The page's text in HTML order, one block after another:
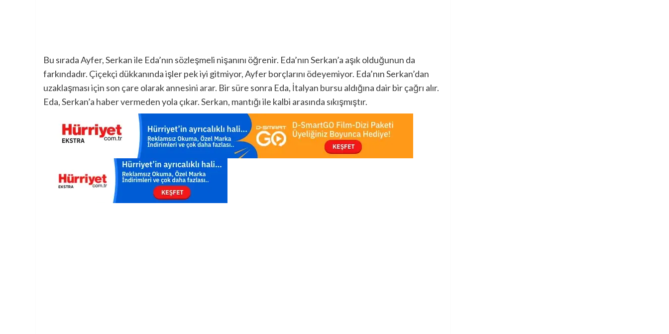
Bu sırada Ayfer, Serkan ile Eda’nın sözleşmeli nişanını öğrenir. Eda’nın Serkan’a aşık olduğunun da
farkındadır. Çiçekçi dükkanında işler pek iyi gitmiyor, Ayfer borçlarını ödeyemiyor. Eda’nın Serkan’dan
uzaklaşması için son çare olarak annesini arar. Bir süre sonra Eda, İtalyan bursu aldığına dair bir çağrı alır.
Eda, Serkan’a haber vermeden yola çıkar. Serkan, mantığı ile kalbi arasında sıkışmıştır.